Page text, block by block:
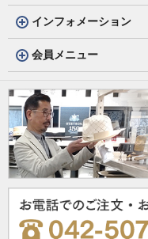
インフォメーション
会員メニュー